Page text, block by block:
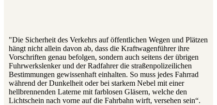
"Die Sicherheit des Verkehrs auf öffentlichen Wegen und Plätzen
hängt nicht allein davon ab, dass die Kraftwagenführer ihre
Vorschriften genau befolgen, sondern auch seitens der übrigen
Fuhrwerkslenker und der Radfahrer die straßenpolizeilichen
Bestimmungen gewissenhaft einhalten. So muss jedes Fahrrad
während der Dunkelheit oder bei starkem Nebel mit einer
hellbrennenden Laterne mit farblosen Gläsern, welche den
Lichtschein nach vorne auf die Fahrbahn wirft, versehen sein“.